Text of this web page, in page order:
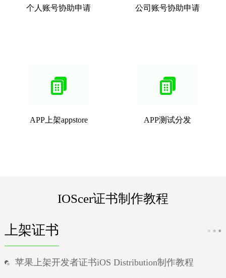
个人账号协助申请 公司账号协助申请
APP上架appstore APP测试分发
IOScer证书制作教程
上架证书
苹果上架开发者证书iOS Distribution制作教程